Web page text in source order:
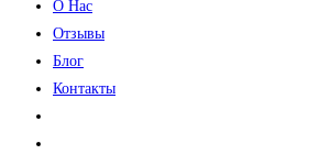
О Нас
Отзывы
Блог
Контакты